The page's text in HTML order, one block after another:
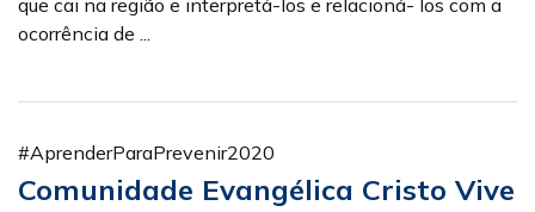
que cai na região e interpretá-los e relacioná- los com a
ocorrência de ...
#AprenderParaPrevenir2020
Comunidade Evangélica Cristo Vive